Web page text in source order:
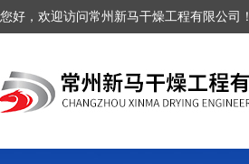
您好，欢迎访问常州新马干燥工程有限公司！